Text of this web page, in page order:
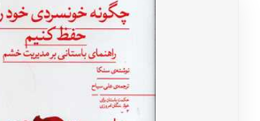
ادبیات ایتالیا
ادبیات روسیه